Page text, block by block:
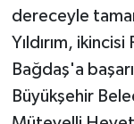
dereceyle
Yıldırım,
Bağdaş'a
Büyükşehir